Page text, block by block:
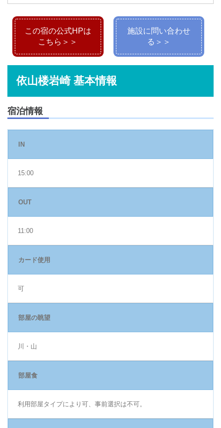
この宿の公式HPは
こちら＞＞
施設に問い合わせ
る＞＞
依山楼岩崎 基本情報
宿泊情報
IN
15:00
OUT
11:00
カード使用
可
部屋の眺望
川・山
部屋食
利用部屋タイプにより可、事前選択は不可。